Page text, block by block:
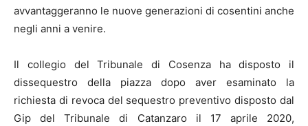
avvantaggeranno le nuove generazioni di cosentini anche
negli anni a venire.
Il collegio del Tribunale di Cosenza ha disposto il
dissequestro della piazza dopo aver esaminato la
richiesta di revoca del sequestro preventivo disposto dal
Gip del Tribunale di Catanzaro il 17 aprile 2020,